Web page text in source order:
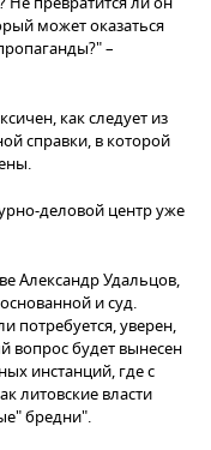
может оказаться
–
как следует из
справки, в которой
деловой центр уже
Александр Удальцов,
и суд.
потребуется, уверен,
вопрос будет вынесен
инстанций, где с
литовские власти
бредни".